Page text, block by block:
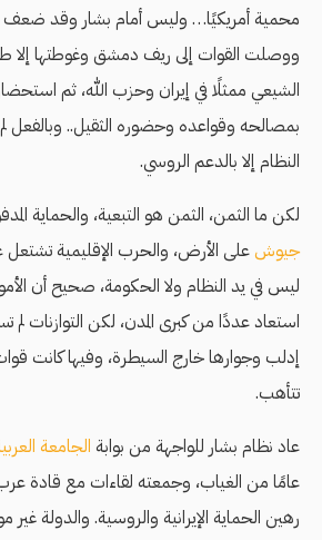
محمية أمريكيًا… وليس أمام بشار وقد
ووصلت القوات إلى ريف دمشق وغوطتها إلا
الشيعي ممثلًا في إيران وحزب الله، ثم
بمصالحه وقواعده وحضوره الثقيل.. وبالفعل
النظام إلا بالدعم الروسي.
لكن ما الثمن، الثمن هو التبعية، والحماية
جيوشعلى الأرض، والحرب الإقليمية تشتعل
ليس في يد النظام ولا الحكومة، صحيح أن
استعاد عددًا من كبرى المدن، لكن التوازنات
إدلب وجوارها خارج السيطرة، وفيها كانت
تتأهب.
عاد نظام بشار للواجهة من بوابة الجامعة
عامًا من الغياب، وجمعته لقاءات مع قادة
رهين الحماية الإيرانية والروسية. والدولة غير